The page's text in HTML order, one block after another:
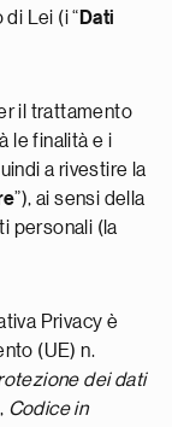
Lei (i “ Dati
il trattamento
le finalità e i
a rivestire la
”), ai sensi della
personali (la
Privacy è
(UE) n.
dei dati
Codice in